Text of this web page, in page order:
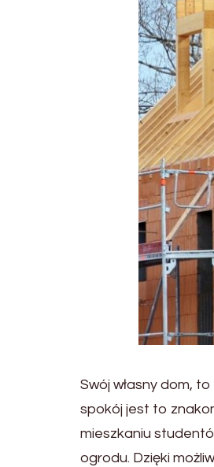
Swój własny dom,
spokój jest to
mieszkaniu
ogrodu. Dzięki